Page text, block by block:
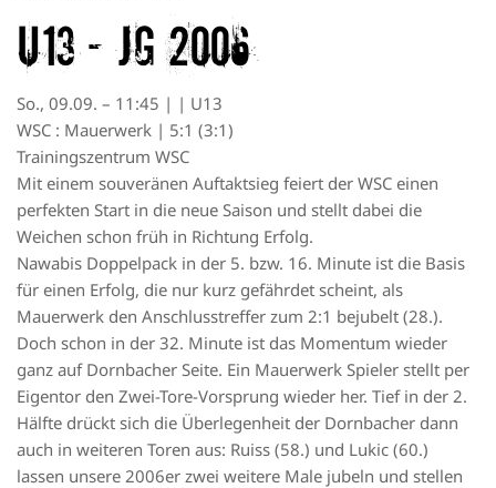
U13 – JG 2006
So., 09.09. – 11:45 | | U13
WSC : Mauerwerk | 5:1 (3:1)
Trainingszentrum WSC
Mit einem souveränen Auftaktsieg feiert der WSC einen
perfekten Start in die neue Saison und stellt dabei die
Weichen schon früh in Richtung Erfolg.
Nawabis Doppelpack in der 5. bzw. 16. Minute ist die Basis
für einen Erfolg, die nur kurz gefährdet scheint, als
Mauerwerk den Anschlusstreffer zum 2:1 bejubelt (28.).
Doch schon in der 32. Minute ist das Momentum wieder
ganz auf Dornbacher Seite. Ein Mauerwerk Spieler stellt per
Eigentor den Zwei-Tore-Vorsprung wieder her. Tief in der 2.
Hälfte drückt sich die Überlegenheit der Dornbacher dann
auch in weiteren Toren aus: Ruiss (58.) und Lukic (60.)
lassen unsere 2006er zwei weitere Male jubeln und stellen